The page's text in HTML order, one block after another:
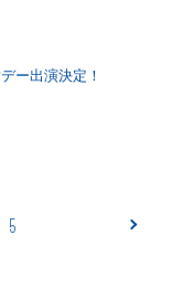
ー出演決定！
5